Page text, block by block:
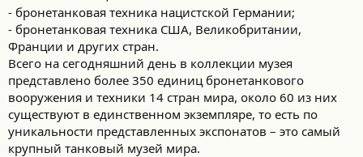
- бронетанковая техника нацистской Германии;
- бронетанковая техника США, Великобритании,
Франции и других стран.
Всего на сегодняшний день в коллекции музея
представлено более 350 единиц бронетанкового
вооружения и техники 14 стран мира, около 60 из них
существуют в единственном экземпляре, то есть по
уникальности представленных экспонатов – это самый
крупный танковый музей мира.